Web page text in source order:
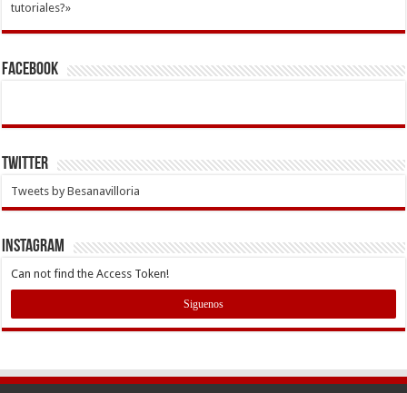
tutoriales?»
Facebook
Twitter
Tweets by Besanavilloria
INSTAGRAM
Can not find the Access Token!
Siguenos